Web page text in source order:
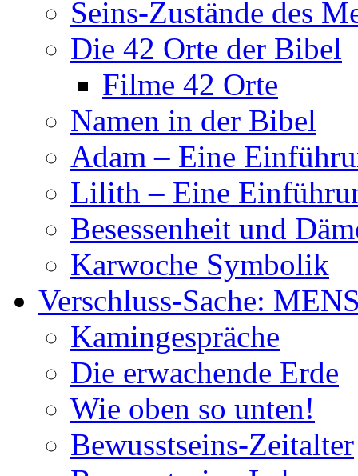
Seins-Zustände des
Die 42 Orte der Bibel
Filme 42 Orte
Namen in der Bibel
Adam – Eine
Lilith – Eine
Besessenheit und
Karwoche Symbolik
Verschluss-Sache:
Kamingespräche
Die erwachende Erde
Wie oben so unten!
Bewusstseins-Zeitalter